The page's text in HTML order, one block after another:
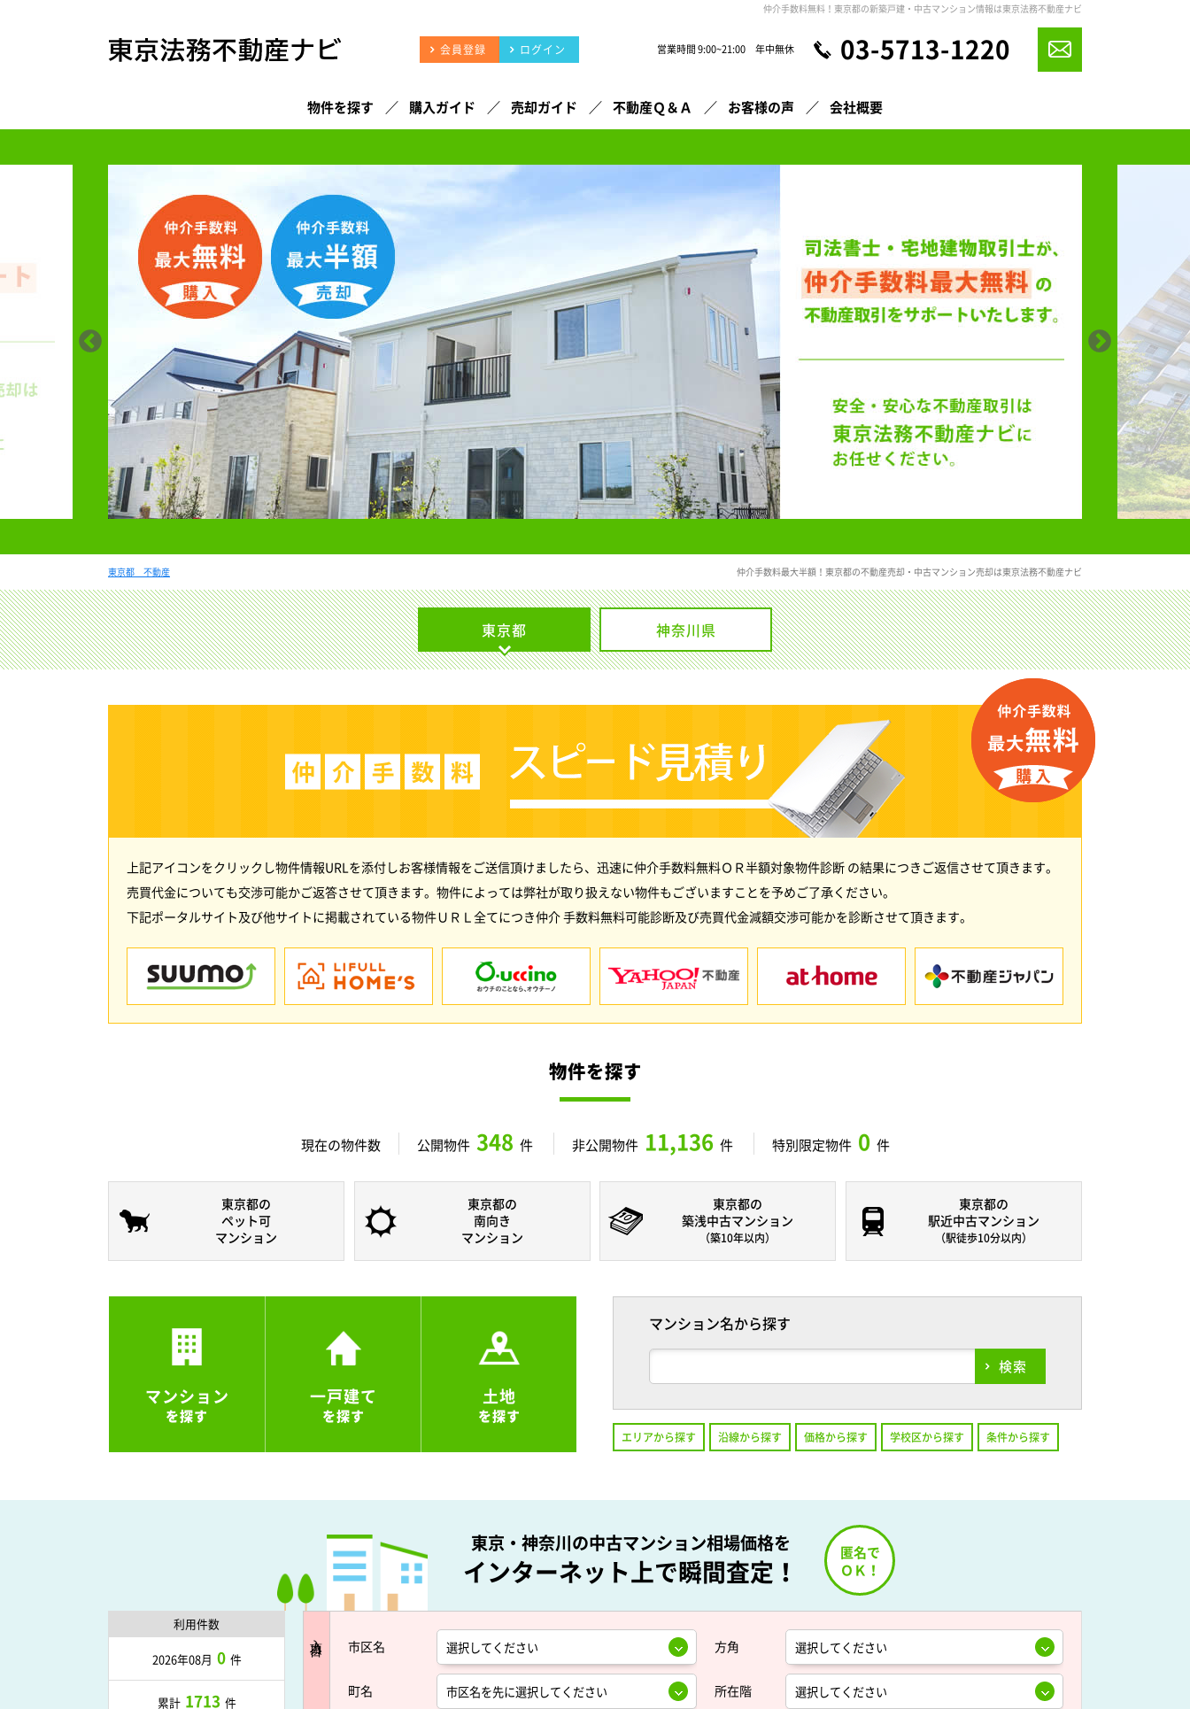
仲介手数料無料！東京都の新築戸建・中古マンション情報は東京法務不動産ナビ
会員登録 ログイン 営業時間 9:00~21:00 年中無休 03-5713-1220
物件を探す 購入ガイド 売却ガイド 不動産Ｑ＆Ａ お客様の声 会社概要
東京都 不動産 仲介手数料最大半額！東京都の不動産売却・中古マンション売却は東京法務不動産ナビ
東京都 神奈川県
上記アイコンをクリックし物件情報URLを添付しお客様情報をご送信頂けましたら、迅速に仲介手数料無料ＯＲ半額対象物件診断 の結果につきご返信させて頂きます。
売買代金についても交渉可能かご返答させて頂きます。物件によっては弊社が取り扱えない物件もございますことを予めご了承ください。
下記ポータルサイト及び他サイトに掲載されている物件ＵＲＬ全てにつき仲介 手数料無料可能診断及び売買代金減額交渉可能かを診断させて頂きます。
物件を探す
現在の物件数 公開物件 348 件 非公開物件 11,136 件 特別限定物件 0 件
東京都の
ペット可
マンション
東京都の
南向き
マンション
東京都の
築浅中古マンション
（築10年以内）
東京都の
駅近中古マンション
（駅徒歩10分以内）
マンション
を探す
一戸建て
を探す
土地
を探す
マンション名から探す
検索
エリアから探す 沿線から探す 価格から探す 学校区から探す 条件から探す
東京・神奈川の中古マンション相場価格を
インターネット上で瞬間査定！
利用件数
2026年08月 0 件
累計 1713 件
市区名
町名
方角
所在階